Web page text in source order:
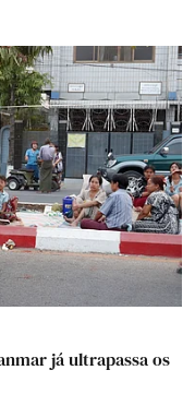
já ultrapassa os